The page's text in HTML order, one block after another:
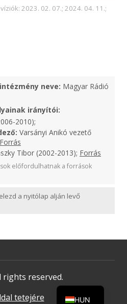
2023. 02. 07.; 2024. 04. 11.;
neve: Magyar Rádió
irányítói:
2010);
Varsányi Anikó vezető
Forrás
Tibor (2002-2013); Forrás
előfordulhatnak a források
a nyitólap alján levő
rights reserved.
tetejére
HUN